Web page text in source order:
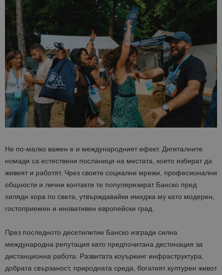
Не по-малко важен е и международният ефект. Дигиталните
номади са естествени посланици на местата, които избират да
живеят и работят. Чрез своите социални мрежи, професионални
общности и лични контакти те популяризират Банско пред
хиляди хора по света, утвърждавайки имиджа му като модерен,
гостоприемен и иновативен европейски град.
През последното десетилетие Банско изгради силна
международна репутация като предпочитана дестинация за
дистанционна работа. Развитата коуъркинг инфраструктура,
добрата свързаност, природната среда, богатият културен живот